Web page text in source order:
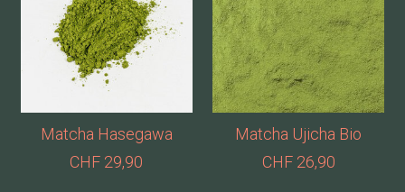
Matcha Hasegawa
CHF 29,90
Matcha Ujicha Bio
CHF 26,90